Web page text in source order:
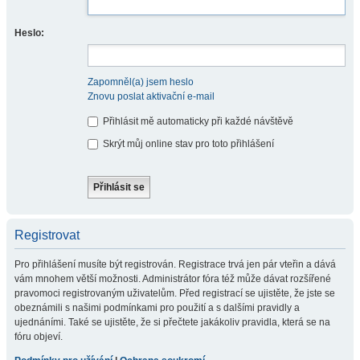
Heslo:
Zapomněl(a) jsem heslo
Znovu poslat aktivační e-mail
Přihlásit mě automaticky při každé návštěvě
Skrýt můj online stav pro toto přihlášení
Registrovat
Pro přihlášení musíte být registrován. Registrace trvá jen pár vteřin a dává
vám mnohem větší možnosti. Administrátor fóra též může dávat rozšířené
pravomoci registrovaným uživatelům. Před registrací se ujistěte, že jste se
obeznámili s našimi podmínkami pro použití a s dalšími pravidly a
ujednáními. Také se ujistěte, že si přečtete jakákoliv pravidla, která se na
fóru objeví.